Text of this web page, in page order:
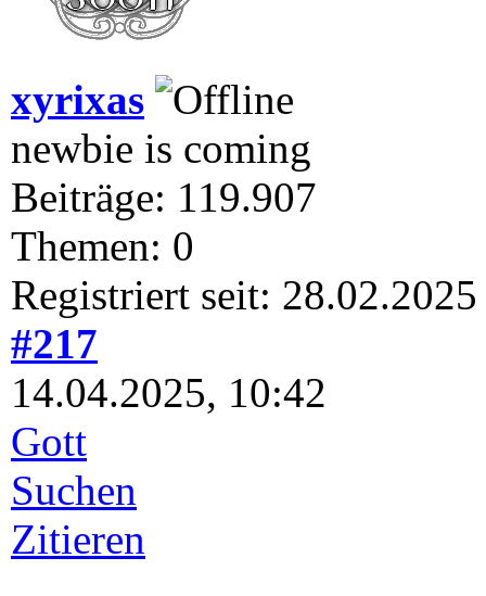
xyrixas
newbie is coming
Beiträge: 119.907
Themen: 0
Registriert seit: 28.02.2025
#217
14.04.2025, 10:42
Gott
Suchen
Zitieren